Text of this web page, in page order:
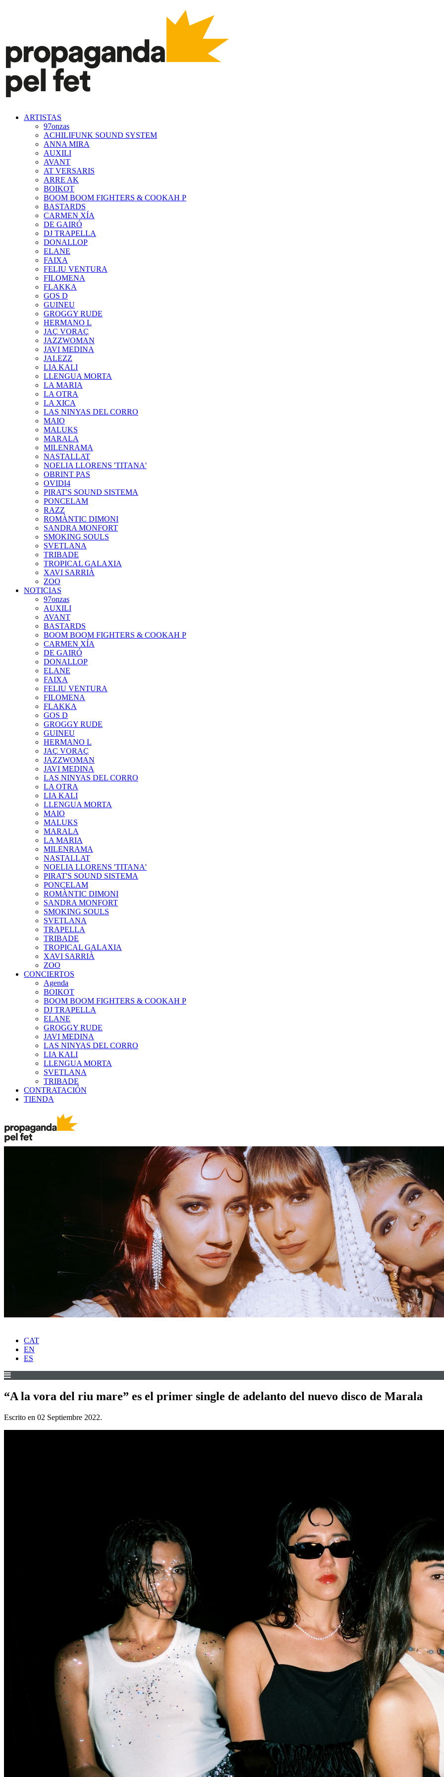
ARTISTAS
97onzas
ACHILIFUNK SOUND SYSTEM
ANNA MIRA
AUXILI
AVANT
AT VERSARIS
ARRE AK
BOIKOT
BOOM BOOM FIGHTERS & COOKAH P
BASTARDS
CARMEN XÍA
DE GAIRÓ
DJ TRAPELLA
DONALLOP
ELANE
FAIXA
FELIU VENTURA
FILOMENA
FLAKKA
GOS D
GUINEU
GROGGY RUDE
HERMANO L
JAÇ VORAÇ
JAZZWOMAN
JAVI MEDINA
JALEZZ
LIA KALI
LLENGUA MORTA
LA MARIA
LA OTRA
LA XICA
LAS NINYAS DEL CORRO
MAIO
MALUKS
MARALA
MILENRAMA
NASTALLAT
NOELIA LLORENS 'TITANA'
OBRINT PAS
OVIDI4
PIRAT'S SOUND SISTEMA
PONCELAM
RAZZ
ROMÀNTIC DIMONI
SANDRA MONFORT
SMOKING SOULS
SVETLANA
TRIBADE
TROPICAL GALAXIA
XAVI SARRIÀ
ZOO
NOTICIAS
97onzas
AUXILI
AVANT
BASTARDS
BOOM BOOM FIGHTERS & COOKAH P
CARMEN XÍA
DE GAIRÓ
DONALLOP
ELANE
FAIXA
FELIU VENTURA
FILOMENA
FLAKKA
GOS D
GROGGY RUDE
GUINEU
HERMANO L
JAÇ VORAÇ
JAZZWOMAN
JAVI MEDINA
LAS NINYAS DEL CORRO
LA OTRA
LIA KALI
LLENGUA MORTA
MAIO
MALUKS
MARALA
LA MARIA
MILENRAMA
NASTALLAT
NOELIA LLORENS 'TITANA'
PIRAT'S SOUND SISTEMA
PONCELAM
ROMÀNTIC DIMONI
SANDRA MONFORT
SMOKING SOULS
SVETLANA
TRAPELLA
TRIBADE
TROPICAL GALAXIA
XAVI SARRIÀ
ZOO
CONCIERTOS
Agenda
BOIKOT
BOOM BOOM FIGHTERS & COOKAH P
DJ TRAPELLA
ELANE
GROGGY RUDE
JAVI MEDINA
LAS NINYAS DEL CORRO
LIA KALI
LLENGUA MORTA
SVETLANA
TRIBADE
CONTRATACIÓN
TIENDA
CAT
EN
ES
“A la vora del riu mare” es el primer single de adelanto del nuevo disco de Marala
Escrito en 02 Septiembre 2022.